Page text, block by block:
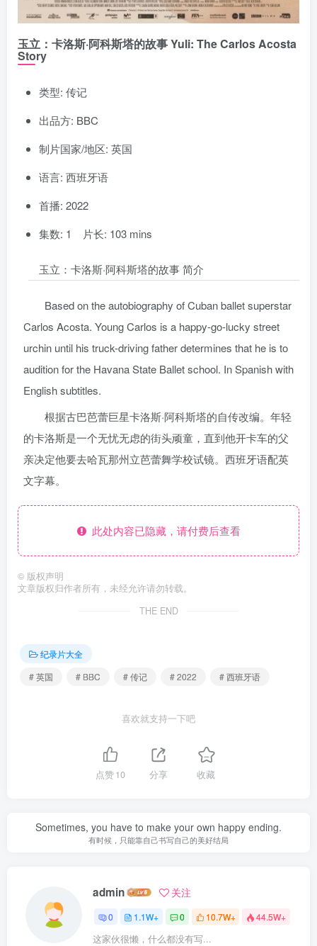
玉立：卡洛斯·阿科斯塔的故事 Yuli: The Carlos Acosta
Story
类型: 传记
出品方: BBC
制片国家/地区: 英国
语言: 西班牙语
首播: 2022
集数: 1 片长: 103 mins
玉立：卡洛斯·阿科斯塔的故事 简介
Based on the autobiography of Cuban ballet superstar
Carlos Acosta. Young Carlos is a happy-go-lucky street
urchin until his truck-driving father determines that he is to
audition for the Havana State Ballet school. In Spanish with
English subtitles.
根据古巴芭蕾巨星卡洛斯·阿科斯塔的自传改编。年轻
的卡洛斯是一个无忧无虑的街头顽童，直到他开卡车的父
亲决定他要去哈瓦那州立芭蕾舞学校试镜。西班牙语配英
文字幕。
此处内容已隐藏，请付费后查看
© 版权声明
文章版权归作者所有，未经允许请勿转载。
THE END
纪录片大全
# 英国
# BBC # 传记 # 2022 # 西班牙语
喜欢就支持一下吧
点赞10 分享 收藏
Sometimes, you have to make your own happy ending.
有时候，只能靠自己书写自己的美好结局
admin 关注
0 1.1W+ 0 10.7W+ 44.5W+
这家伙很懒，什么都没有写...